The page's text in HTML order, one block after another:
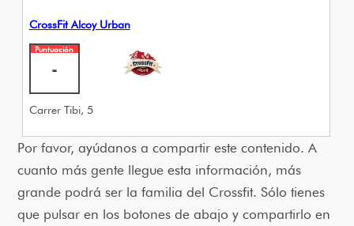
CrossFit Alcoy Urban
Puntuación
-
Carrer Tibi, 5
Por favor, ayúdanos a compartir este contenido. A
cuanto más gente llegue esta información, más
grande podrá ser la familia del Crossfit. Sólo tienes
que pulsar en los botones de abajo y compartirlo en